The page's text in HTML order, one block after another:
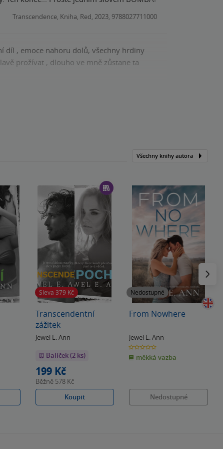
Transcendence, Kniha, Red, 2023, 9788027711000
díl , emoce nahoru dolů, všechny hrdiny
prožívat , dlouho ve mně zůstane ta
Všechny knihy autora
Sleva 379 Kč
Transcendentní
zážitek
Jewel E. Ann
Balíček (2 ks)
199 Kč
Běžně 578 Kč
Koupit
Nedostupné
From Nowhere
Jewel E. Ann
0.0
z
5
hvězdiček
měkká vazba
Nedostupné